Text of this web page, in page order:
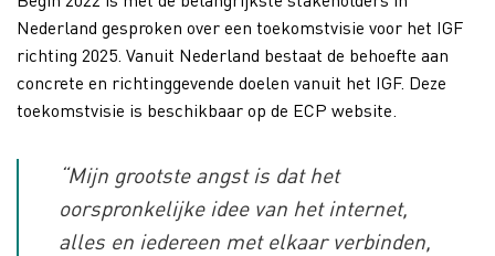
Nederland gesproken over een toekomstvisie voor het IGF
richting 2025. Vanuit Nederland bestaat de behoefte aan
concrete en richtinggevende doelen vanuit het IGF. Deze
toekomstvisie is beschikbaar op de ECP website.
“Mijn grootste angst is dat het
oorspronkelijke idee van het internet,
alles en iedereen met elkaar verbinden,